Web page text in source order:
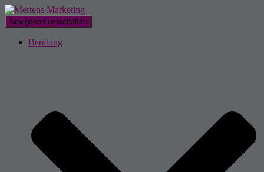
Navigation umschalten
Beratung